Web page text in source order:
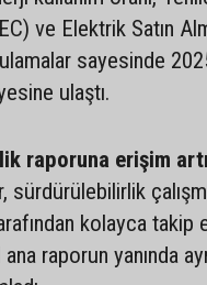
ve Elektrik Satın
sayesinde
ulaştı.
raporuna erişim
kolayca takip
ana raporun yanında